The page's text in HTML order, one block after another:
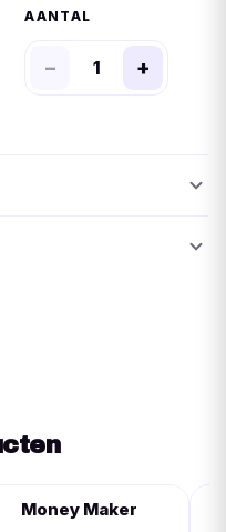
− +
Money Maker